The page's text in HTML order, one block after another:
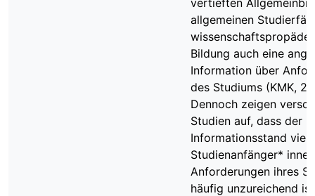
vertieften
allgemeinen
Bildung auch eine
Information über
des Studiums (KMK,
Dennoch zeigen
Studien auf, dass der
Informationsstand
Studienanfänger*
Anforderungen ihres
häufig unzureichend